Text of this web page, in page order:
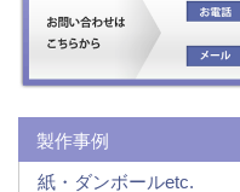
製作事例
紙・ダンボールetc.